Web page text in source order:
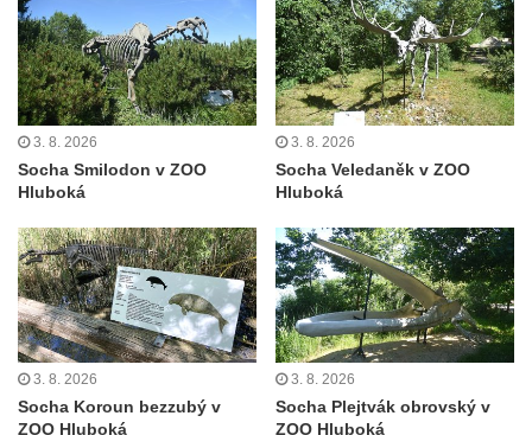
Socha Atlet v ZOO Leipzig
Socha Marabu v ZOO Leipzig
Busta Karla Maxe Schneidera v ZOO
Leipzig
Socha Mladý slon v ZOO Leipzig
Socha Býk v ZOO Dresden
Socha Uprchlý otrok bojuje s divokým psem
v ZOO Dresden
Socha krokodýla v ZOO Dresden
Socha slona v ZOO Dresden
Socha Faun s medvíďaty v ZOO Dresden
3. 8. 2026
Socha Smilodon v ZOO
Hluboká
3. 8. 2026
Socha Veledaněk v ZOO
Hluboká
3. 8. 2026
Socha Koroun bezzubý v
ZOO Hluboká
3. 8. 2026
Socha Plejtvák obrovský v
ZOO Hluboká